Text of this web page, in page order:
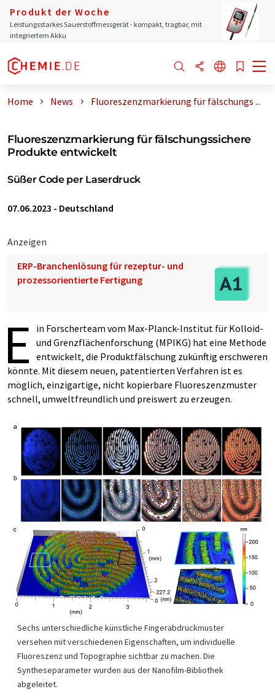
Produkt der Woche
Leistungsstarkes Sauerstoffmessgerät - kompakt, tragbar, mit
integriertem Akku
Home News Fluoreszenzmarkierung für fälschungs ...
Fluoreszenzmarkierung für fälschungssichere
Produkte entwickelt
Süßer Code per Laserdruck
07.06.2023 - Deutschland
Anzeigen
ERP-Branchenlösung für rezeptur- und
prozessorientierte Fertigung
E
in Forscherteam vom Max-Planck-Institut für Kolloid-
und Grenzflächenforschung (MPIKG) hat eine Methode
entwickelt, die Produktfälschung zukünftig erschweren
könnte. Mit diesem neuen, patentierten Verfahren ist es
möglich, einzigartige, nicht kopierbare Fluoreszenzmuster
schnell, umweltfreundlich und preiswert zu erzeugen.
Sechs unterschiedliche künstliche Fingerabdruckmuster
versehen mit verschiedenen Eigenschaften, um individuelle
Fluoreszenz und Topographie sichtbar zu machen. Die
Syntheseparameter wurden aus der Nanofilm-Bibliothek
abgeleitet.